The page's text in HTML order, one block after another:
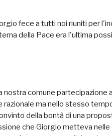
fece a tutti noi riuniti per
della Pace era l'ultima
comune partecipazione
razionale ma nello stesso
della bontà di una
che Giorgio metteva